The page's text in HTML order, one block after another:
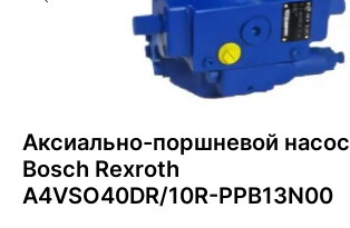
Аксиально-поршневой насос
Bosch Rexroth
A4VSO40DR/10R-PPB13N00